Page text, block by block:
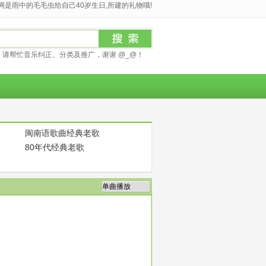
是雨中的毛毛虫给自己40岁生日,所建的礼物哦!
帮忙音乐纠正、分类及推广，谢谢 @_@！
闽南语歌曲经典老歌
80年代经典老歌